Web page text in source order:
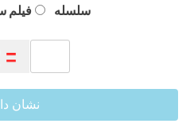
فیلم سلسله
نشان